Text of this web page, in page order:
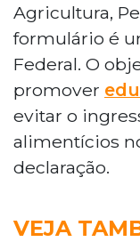
Agricultura,
formulário é
Federal. O
promover
evitar o
alimentícios
declaração.
VEJA